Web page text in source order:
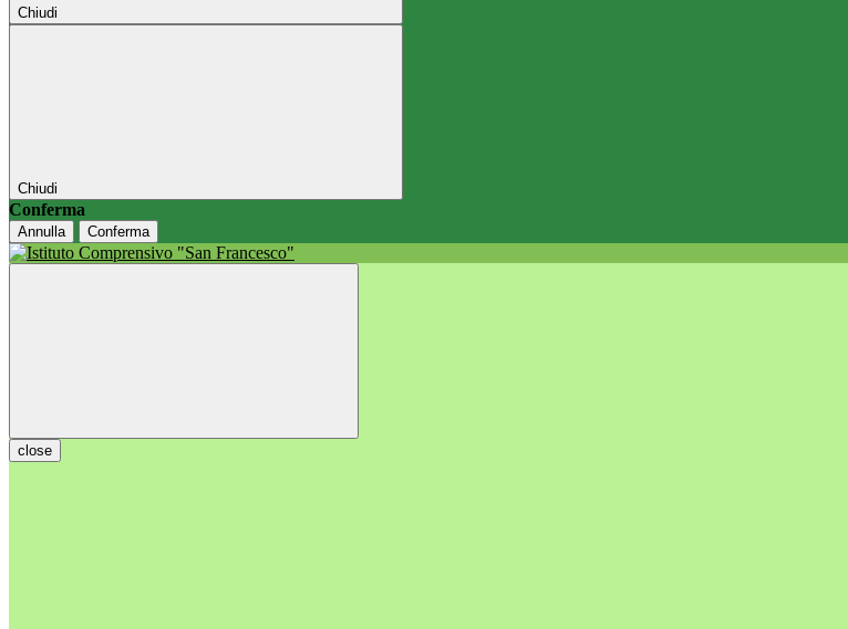
Chiudi
Chiudi
Conferma
Annulla Conferma
close